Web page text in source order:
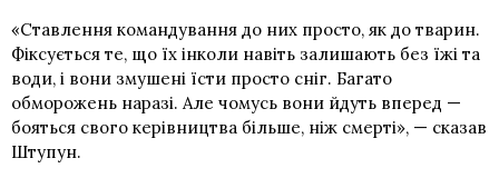
«Ставлення командування до них просто, як до тварин.
Фіксується те, що їх інколи навіть залишають без їжі та
води, і вони змушені їсти просто сніг. Багато
обморожень наразі. Але чомусь вони йдуть вперед —
бояться свого керівництва більше, ніж смерті», — сказав
Штупун.